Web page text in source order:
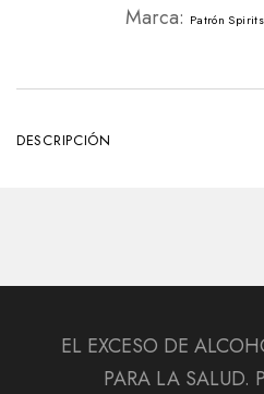
Marca: Patrón
DESCRIPCIÓN
EL EXCESO DE
PARA LA SALUD.